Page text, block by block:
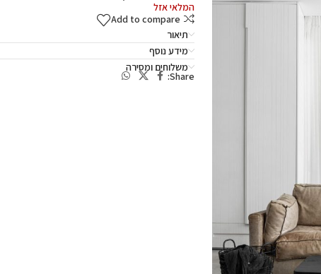
המלאי אזל
Add to compare
תיאור
מידע נוסף
משלוחים ומסירה
Share: